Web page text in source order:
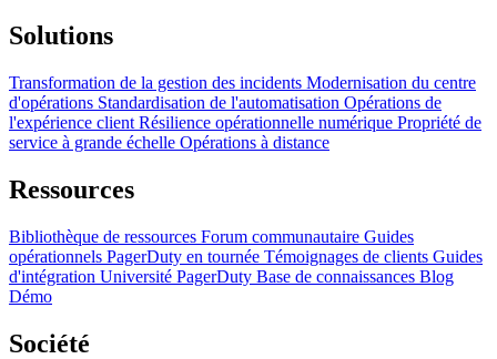
Solutions
Transformation de la gestion des incidents Modernisation du centre
d'opérations Standardisation de l'automatisation Opérations de
l'expérience client Résilience opérationnelle numérique Propriété de
service à grande échelle Opérations à distance
Ressources
Bibliothèque de ressources Forum communautaire Guides
opérationnels PagerDuty en tournée Témoignages de clients Guides
d'intégration Université PagerDuty Base de connaissances Blog
Démo
Société